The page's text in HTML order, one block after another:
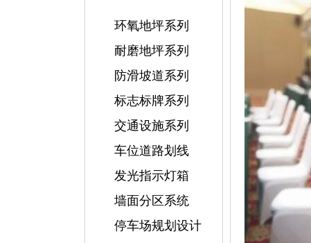
环氧地坪系列
耐磨地坪系列
防滑坡道系列
标志标牌系列
交通设施系列
车位道路划线
发光指示灯箱
墙面分区系统
停车场规划设计